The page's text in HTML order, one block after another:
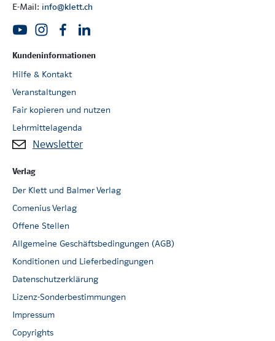
E-Mail: info@klett.ch
Kundeninformationen
Hilfe & Kontakt
Veranstaltungen
Fair kopieren und nutzen
Lehrmittelagenda
Newsletter
Verlag
Der Klett und Balmer Verlag
Comenius Verlag
Offene Stellen
Allgemeine Geschäftsbedingungen (AGB)
Konditionen und Lieferbedingungen
Datenschutzerklärung
Lizenz-Sonderbestimmungen
Impressum
Copyrights